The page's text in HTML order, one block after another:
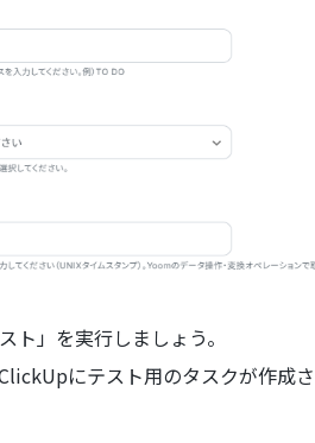
ト」を実行しましょう。
にテスト用のタスクが作成